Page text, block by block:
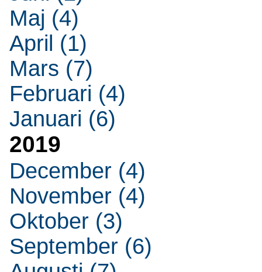
Maj (4)
April (1)
Mars (7)
Februari (4)
Januari (6)
2019
December (4)
November (4)
Oktober (3)
September (6)